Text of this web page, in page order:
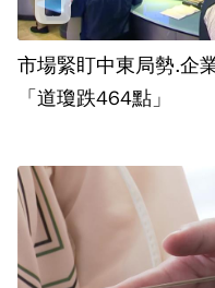
市場緊盯中東局勢.企
「道瓊跌464點」